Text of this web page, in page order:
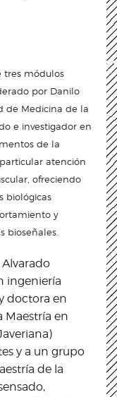
tres módulos
por Danilo
de Medicina de la
e investigador en
de la
atención
ofreciendo
biológicas
y
bioseñales.
ingeniería
doctora en
Maestría en
y a un grupo
de la